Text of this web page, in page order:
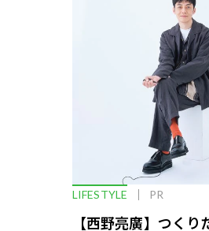
LIFESTYLE PR
【西野亮廣】つくり